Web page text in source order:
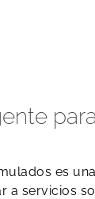
es
a servicios